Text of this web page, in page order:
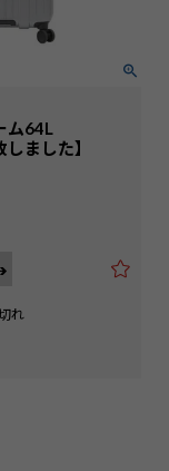
64L
ました】
れ